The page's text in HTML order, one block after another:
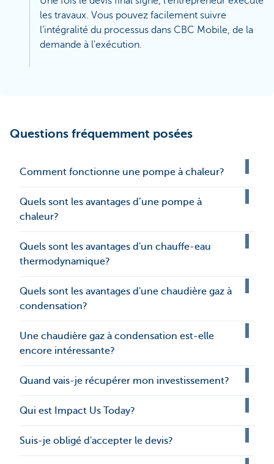
les travaux. Vous pouvez facilement suivre
l’intégralité du processus dans CBC Mobile, de la
demande à l'exécution.
Questions fréquemment posées
Comment fonctionne une pompe à chaleur?
Quels sont les avantages d’une pompe à
chaleur?
Quels sont les avantages d'un chauffe-eau
thermodynamique?
Quels sont les avantages d'une chaudière gaz à
condensation?
Une chaudière gaz à condensation est-elle
encore intéressante?
Quand vais-je récupérer mon investissement?
Qui est Impact Us Today?
Suis-je obligé d'accepter le devis?